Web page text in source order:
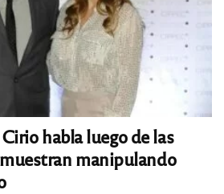
habla luego de las
manipulando